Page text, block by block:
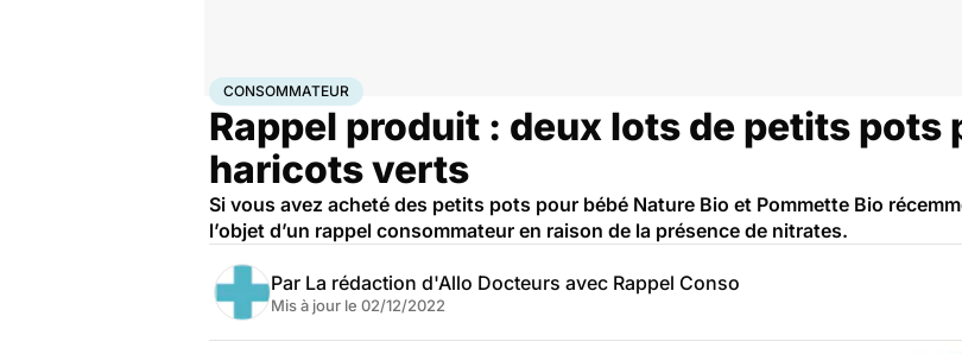
AccueilSantéConsommateur
CONSOMMATEUR
Rappel produit : deux lots de petits pots
haricots verts
Si vous avez acheté des petits pots pour bébé Nature Bio et Pommette Bio
l’objet d’un rappel consommateur en raison de la présence de nitrates.
Par La rédaction d'Allo Docteurs avec Rappel Conso
Mis à jour le 02/12/2022